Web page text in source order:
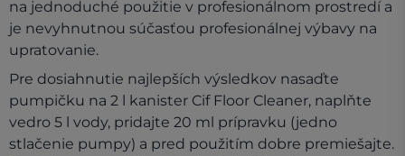
na jednoduché použitie v profesionálnom prostredí a
je nevyhnutnou súčasťou profesionálnej výbavy na
upratovanie.
Pre dosiahnutie najlepších výsledkov nasaďte
pumpičku na 2 l kanister Cif Floor Cleaner, naplňte
vedro 5 l vody, pridajte 20 ml prípravku (jedno
stlačenie pumpy) a pred použitím dobre premiešajte.